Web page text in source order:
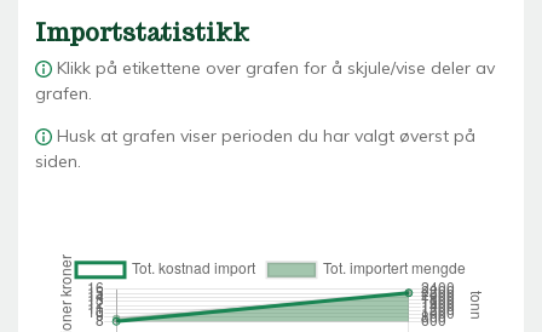
Importstatistikk
Klikk på etikettene over grafen for å skjule/vise deler av
grafen.
Husk at grafen viser perioden du har valgt øverst på
siden.